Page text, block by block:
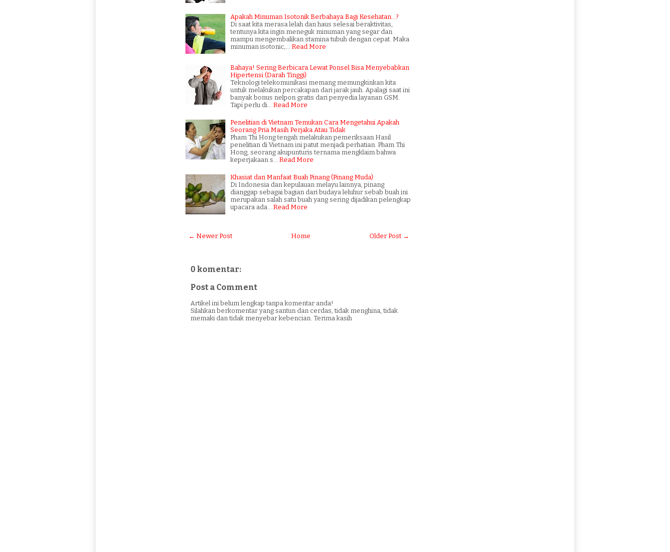
Apakah Minuman Isotonik Berbahaya Bagi Kesehatan...?
Di saat kita merasa lelah dan haus selesai beraktivitas,
tentunya kita ingin meneguk minuman yang segar dan
mampu mengembalikan stamina tubuh dengan cepat. Maka
minuman isotonic,…
Read More
Bahaya! Sering Berbicara Lewat Ponsel Bisa Menyebabkan
Hipertensi (Darah Tinggi)
Teknologi telekomunikasi memang memungkinkan kita
untuk melakukan percakapan dari jarak jauh. Apalagi saat ini
banyak bonus nelpon gratis dari penyedia layanan GSM.
Tapi perlu di…
Read More
Penelitian di Vietnam Temukan Cara Mengetahui Apakah
Seorang Pria Masih Perjaka Atau Tidak
Pham Thi Hong tengah melakukan pemeriksaan Hasil
penelitian di Vietnam ini patut menjadi perhatian. Pham Thi
Hong, seorang akupunturis ternama mengklaim bahwa
keperjakaan s…
Read More
Khasiat dan Manfaat Buah Pinang (Pinang Muda)
Di Indonesia dan kepulauan melayu lainnya, pinang
dianggap sebagai bagian dari budaya leluhur sebab buah ini
merupakan salah satu buah yang sering dijadikan pelengkap
upacara ada…
Read More
← Newer Post Older Post →
Home
0 komentar:
Post a Comment
Artikel ini belum lengkap tanpa komentar anda!
Silahkan berkomentar yang santun dan cerdas, tidak menghina, tidak
memaki dan tidak menyebar kebencian. Terima kasih